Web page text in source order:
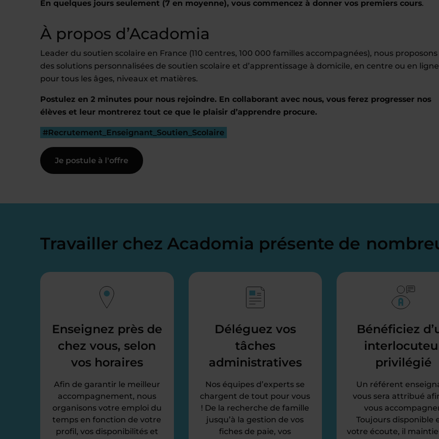
En quelques jours seulement (7 en moyenne), vous commencez à donner vos premiers cours.
À propos d’Acadomia
Leader du soutien scolaire en France (110 centres, 100 000 familles accompagnées), nous proposons
des solutions personnalisées de soutien scolaire et d’apprentissage à domicile, en centre ou en
pour tous les âges, niveaux et matières.
Postulez en 2 minutes pour nous rejoindre. En collaborant avec nous, vous ferez progresser nos
élèves et leur montrerez tout ce que le plaisir d’apprendre procure.
#Recrutement_Enseignant_Soutien_Scolaire
Je postule à l'offre
Travailler chez Acadomia présente de
Enseignez près de
chez vous, selon
vos horaires
Afin de garantir le meilleur
accompagnement, nous
organisons votre emploi du
temps en fonction de votre
profil, vos disponibilités et
Déléguez vos
tâches
administratives
Nos équipes d’experts se
chargent de tout pour vous
! De la recherche de famille
jusqu’à la gestion de vos
fiches de paie, vos
Bénéficiez
privilégié
Un référent
vous sera attribué
vous
Toujours disponible
votre écoute, il